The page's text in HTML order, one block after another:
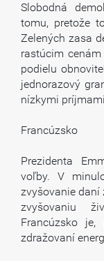
Slobodná
tomu, pretože
Zelených zasa
rastúcim
podielu
jednorazový
nízkymi
Francúzsko
Prezidenta
voľby. V
zvyšovanie daní
zvyšovaniu
Francúzsko
zdražovaní